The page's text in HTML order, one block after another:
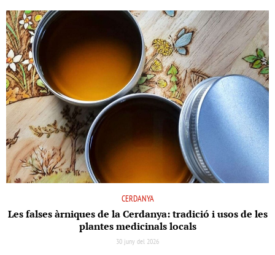
CERDANYA
Les falses àrniques de la Cerdanya: tradició i usos de les
plantes medicinals locals
30 juny del 2026